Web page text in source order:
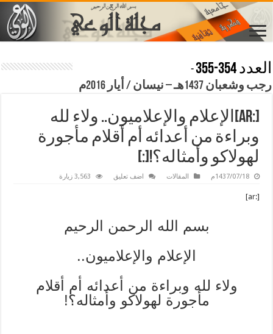
العدد 354-355
-
رجب وشعبان 1437هـ – نيسان / أيار 2016م
[:ar]الإعلام والإعلاميون.. ولاء لله
وبراءة من أعدائه أم أقلام مأجورة
لهولاكو وأمثاله؟![:]
1437/07/18م المقالات اضف تعليق 3,563 زيارة
[:ar]
بسم الله الرحمن الرحيم
الإعلام والإعلاميون..
ولاء لله وبراءة من أعدائه أم أقلام
مأجورة لهولاكو وأمثاله؟!